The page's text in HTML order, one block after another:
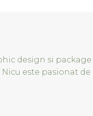
design si package
este pasionat de